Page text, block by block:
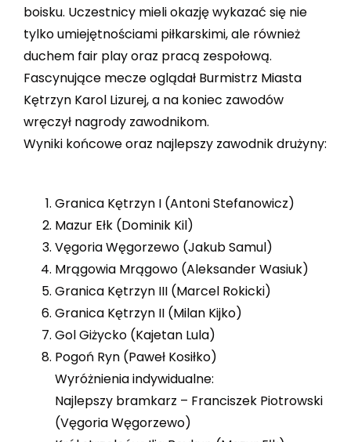
boisku. Uczestnicy mieli okazję wykazać się nie
tylko umiejętnościami piłkarskimi, ale również
duchem fair play oraz pracą zespołową.
Fascynujące mecze oglądał Burmistrz Miasta
Kętrzyn Karol Lizurej, a na koniec zawodów
wręczył nagrody zawodnikom.
Wyniki końcowe oraz najlepszy zawodnik drużyny:
Granica Kętrzyn I (Antoni Stefanowicz)
Mazur Ełk (Dominik Kil)
Vęgoria Węgorzewo (Jakub Samul)
Mrągowia Mrągowo (Aleksander Wasiuk)
Granica Kętrzyn III (Marcel Rokicki)
Granica Kętrzyn II (Milan Kijko)
Gol Giżycko (Kajetan Lula)
Pogoń Ryn (Paweł Kosiłko)
Wyróżnienia indywidualne:
Najlepszy bramkarz – Franciszek Piotrowski
(Vęgoria Węgorzewo)